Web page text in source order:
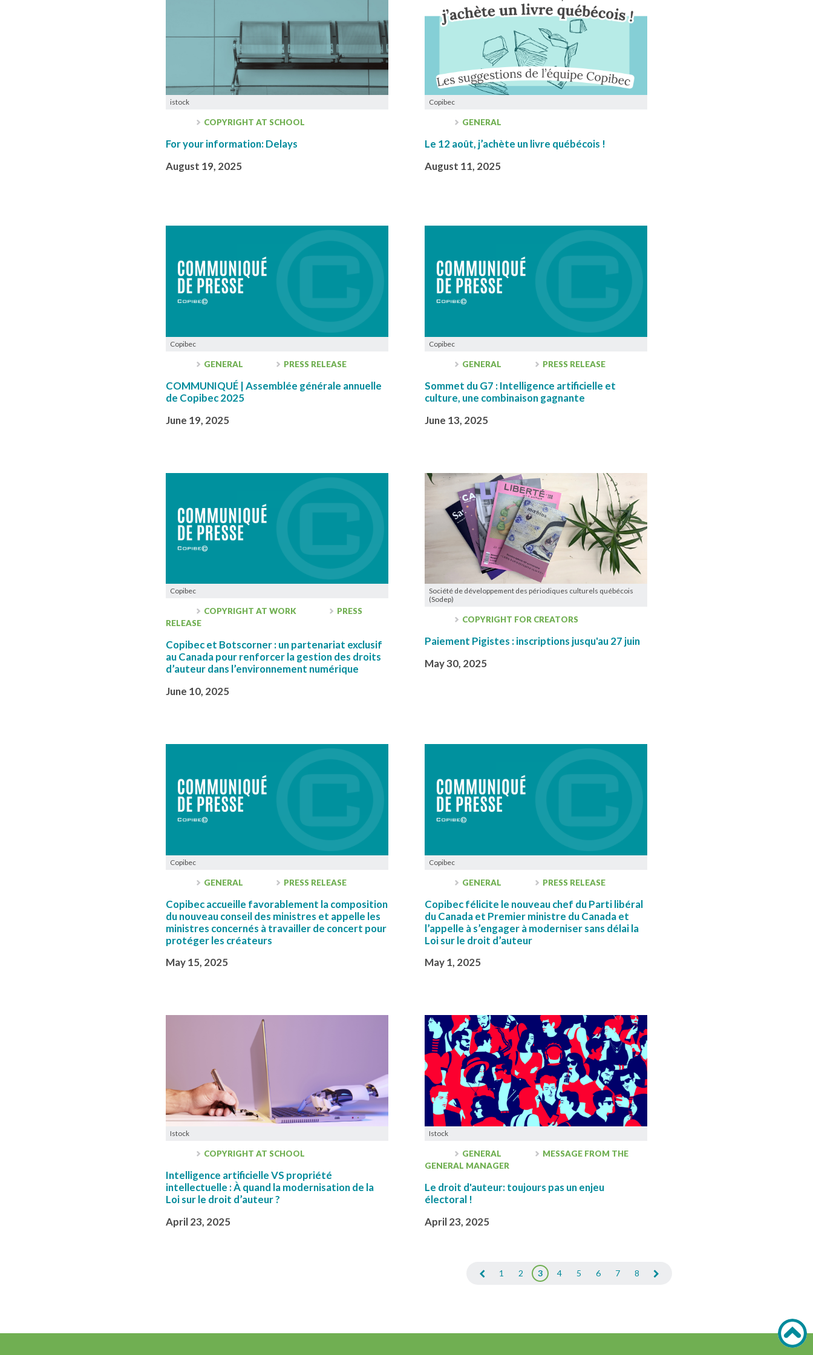
istock
COPYRIGHT AT SCHOOL
For your information: Delays
August 19, 2025
Copibec
GENERAL
Le 12 août, j’achète un livre québécois !
August 11, 2025
Copibec
GENERAL PRESS RELEASE
COMMUNIQUÉ | Assemblée générale annuelle
de Copibec 2025
June 19, 2025
Copibec
GENERAL PRESS RELEASE
Sommet du G7 : Intelligence artificielle et
culture, une combinaison gagnante
June 13, 2025
Copibec
COPYRIGHT AT WORK
PRESS
RELEASE
Copibec et Botscorner : un partenariat exclusif
au Canada pour renforcer la gestion des droits
d’auteur dans l’environnement numérique
June 10, 2025
Société de développement des périodiques culturels québécois
(Sodep)
COPYRIGHT FOR CREATORS
Paiement Pigistes : inscriptions jusqu'au 27 juin
May 30, 2025
Copibec
GENERAL PRESS RELEASE
Copibec accueille favorablement la composition
du nouveau conseil des ministres et appelle les
ministres concernés à travailler de concert pour
protéger les créateurs
May 15, 2025
Copibec
GENERAL PRESS RELEASE
Copibec félicite le nouveau chef du Parti libéral
du Canada et Premier ministre du Canada et
l’appelle à s’engager à moderniser sans délai la
Loi sur le droit d’auteur
May 1, 2025
Istock
COPYRIGHT AT SCHOOL
Intelligence artificielle VS propriété
intellectuelle : À quand la modernisation de la
Loi sur le droit d’auteur ?
April 23, 2025
Istock
GENERAL
MESSAGE FROM THE
GENERAL MANAGER
Le droit d'auteur: toujours pas un enjeu
électoral !
April 23, 2025
1 2 3 4 5 6 7 8